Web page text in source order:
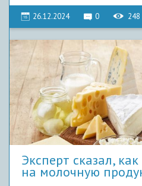
26.12.2024 0 248
Эксперт сказал,
на молочную